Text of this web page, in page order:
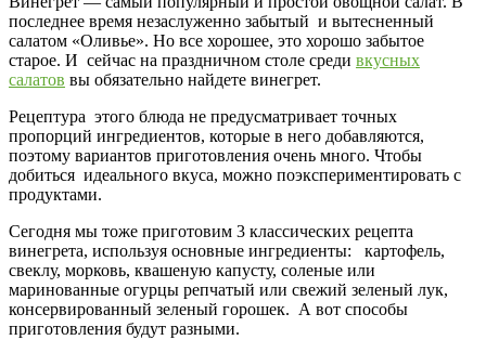
последнее время незаслуженно забытый и вытесненный
салатом «Оливье». Но все хорошее, это хорошо забытое
старое. И сейчас на праздничном столе среди вкусных
салатов вы обязательно найдете винегрет.
Рецептура этого блюда не предусматривает точных
пропорций ингредиентов, которые в него добавляются,
поэтому вариантов приготовления очень много. Чтобы
добиться идеального вкуса, можно поэкспериментировать с
продуктами.
Сегодня мы тоже приготовим 3 классических рецепта
винегрета, используя основные ингредиенты: картофель,
свеклу, морковь, квашеную капусту, соленые или
маринованные огурцы репчатый или свежий зеленый лук,
консервированный зеленый горошек. А вот способы
приготовления будут разными.